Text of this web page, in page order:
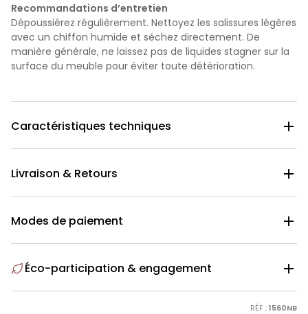
Recommandations d’entretien
Dépoussiérez régulièrement. Nettoyez les salissures légères
avec un chiffon humide et séchez directement. De
manière générale, ne laissez pas de liquides stagner sur la
surface du meuble pour éviter toute détérioration.
Caractéristiques techniques 
Livraison & Retours 
Modes de paiement 
Éco-participation & engagement 
RÉF :1560NB